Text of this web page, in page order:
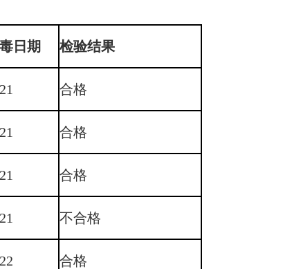
日期 检验结果
合格
合格
合格
不合格
合格